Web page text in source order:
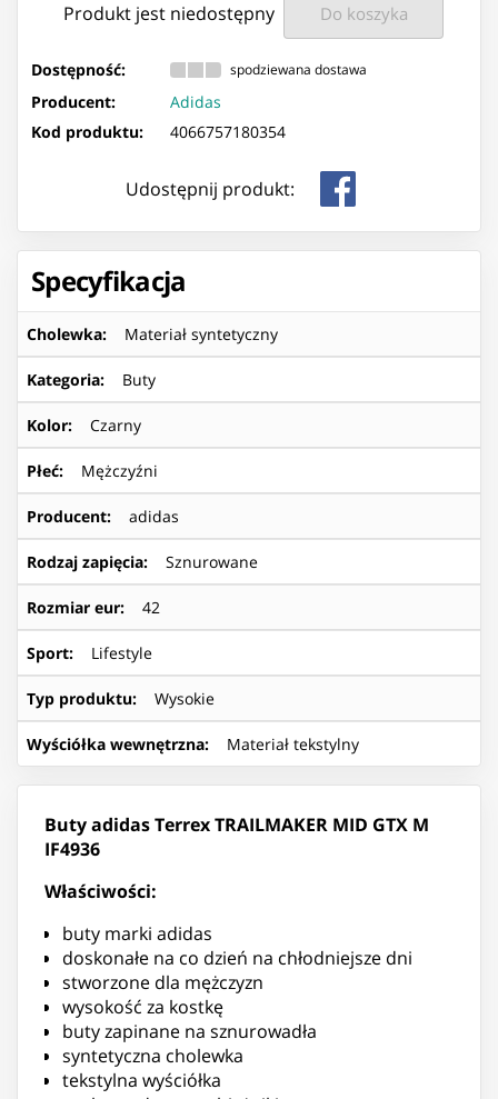
Produkt jest niedostępny Do koszyka
Dostępność: spodziewana dostawa
Producent:
Adidas
Kod produktu:
4066757180354
Udostępnij produkt:
Specyfikacja
Cholewka: Materiał syntetyczny
Kategoria: Buty
Kolor: Czarny
Płeć: Mężczyźni
Producent: adidas
Rodzaj zapięcia: Sznurowane
Rozmiar eur: 42
Sport: Lifestyle
Typ produktu: Wysokie
Wyściółka wewnętrzna: Materiał tekstylny
Buty adidas Terrex TRAILMAKER MID GTX M
IF4936
Właściwości:
buty marki adidas
doskonałe na co dzień na chłodniejsze dni
stworzone dla mężczyzn
wysokość za kostkę
buty zapinane na sznurowadła
syntetyczna cholewka
tekstylna wyściółka